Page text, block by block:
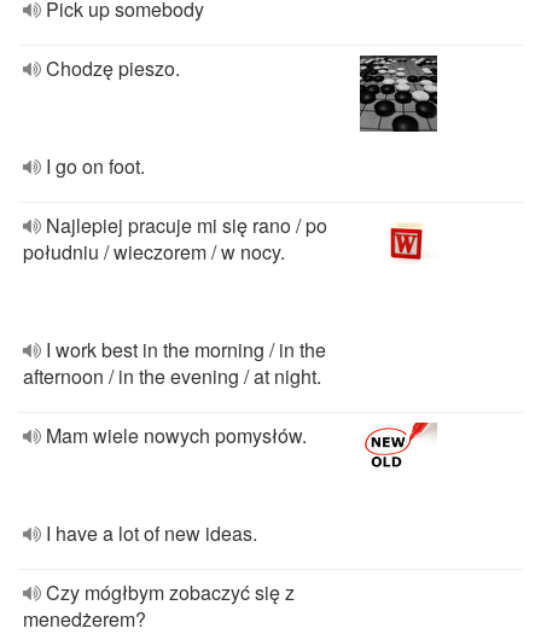
Pick up somebody
Chodzę pieszo.
I go on foot.
Najlepiej pracuje mi się rano / po
południu / wieczorem / w nocy.
I work best in the morning / in the
afternoon / in the evening / at night.
Mam wiele nowych pomysłów.
I have a lot of new ideas.
Czy mógłbym zobaczyć się z
menedżerem?